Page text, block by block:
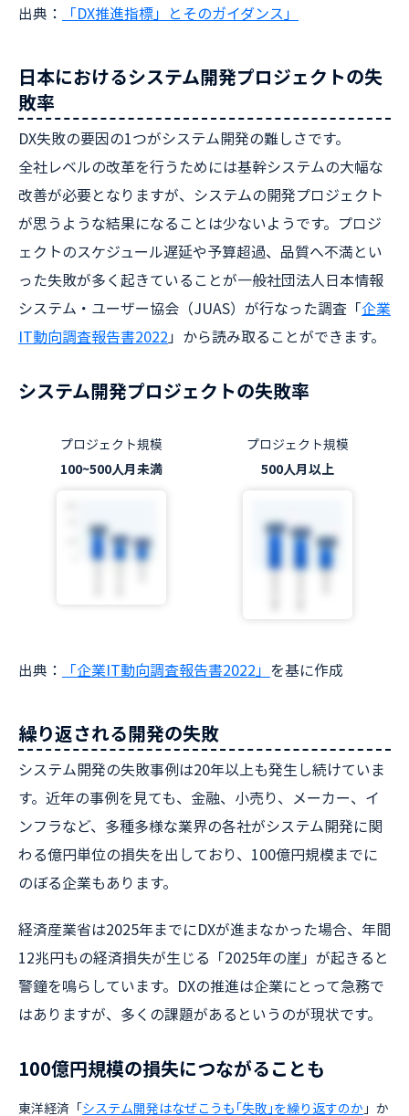
出典： 「DX推進指標」とそのガイダンス」
日本におけるシステム開発プロジェクトの失
敗率
DX失敗の要因の1つがシステム開発の難しさです。
全社レベルの改革を行うためには基幹システムの大幅な
改善が必要となりますが、システムの開発プロジェクト
が思うような結果になることは少ないようです。プロジ
ェクトのスケジュール遅延や予算超過、品質へ不満とい
った失敗が多く起きていることが一般社団法人日本情報
システム・ユーザー協会（JUAS）が行なった調査「企業
IT動向調査報告書2022 」から読み取ることができます。
システム開発プロジェクトの失敗率
プロジェクト規模
100~500人月未満
プロジェクト規模
500人月以上
出典： 「企業IT動向調査報告書2022」 を基に作成
繰り返される開発の失敗
システム開発の失敗事例は20年以上も発生し続けていま
す。近年の事例を見ても、金融、小売り、メーカー、イ
ンフラなど、多種多様な業界の各社がシステム開発に関
わる億円単位の損失を出しており、100億円規模までに
のぼる企業もあります。
経済産業省は2025年までにDXが進まなかった場合、年間
12兆円もの経済損失が生じる「2025年の崖」が起きると
警鐘を鳴らしています。DXの推進は企業にとって急務で
はありますが、多くの課題があるというのが現状です。
100億円規模の損失につながることも
東洋経済「システム開発はなぜこうも｢失敗｣を繰り返すのか 」か